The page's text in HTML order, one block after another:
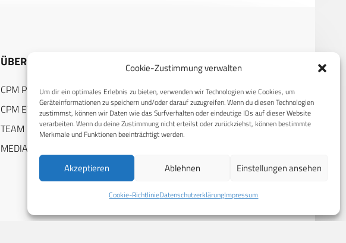
Cookie-Zustimmung verwalten
Um dir ein optimales Erlebnis zu bieten, verwenden wir Technologien wie Cookies, um
Geräteinformationen zu speichern und/oder darauf zuzugreifen. Wenn du diesen Technologien
zustimmst, können wir Daten wie das Surfverhalten oder eindeutige IDs auf dieser Website
verarbeiten. Wenn du deine Zustimmung nicht erteilst oder zurückziehst, können bestimmte
Merkmale und Funktionen beeinträchtigt werden.
Akzeptieren Ablehnen Einstellungen ansehen
Cookie-RichtlinieDatenschutzerklärungImpressum
ÜBER UNS
CPM PUBLICATIONS
CPM EVENTS
TEAM
MEDIADATEN
RECHTLICHES
Datenschutzerklärung
Cookie-Richtlinie (EU)
AGB
Impressum